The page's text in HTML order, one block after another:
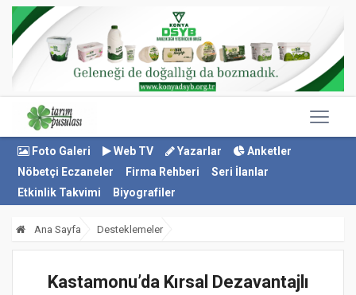
Foto Galeri Web TV Yazarlar
Anketler
Nöbetçi Eczaneler
Firma Rehberi
Seri İlanlar
Etkinlik Takvimi
Biyografiler
Ana Sayfa Desteklemeler
Kastamonu’da Kırsal Dezavantajlı